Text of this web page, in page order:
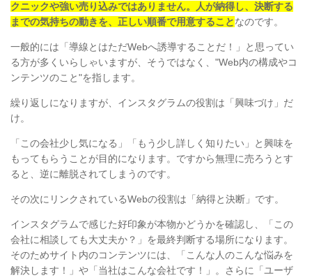
クニックや強い売り込みではありません。人が納得し、決断する
までの気持ちの動きを、正しい順番で用意することなのです。
一般的には「導線とはただWebへ誘導することだ！」と思ってい
る方が多くいらしゃいますが、そうではなく、"Web内の構成やコ
ンテンツのこと"を指します。
繰り返しになりますが、インスタグラムの役割は「興味づけ」だ
け。
「この会社少し気になる」「もう少し詳しく知りたい」と興味を
もってもらうことが目的になります。ですから無理に売ろうとす
ると、逆に離脱されてしまうのです。
その次にリンクされているWebの役割は「納得と決断」です。
インスタグラムで感じた好印象が本物かどうかを確認し、「この
会社に相談しても大丈夫か？」を最終判断する場所になります。
そのためサイト内のコンテンツには、「こんな人のこんな悩みを
解決します！」や「当社はこんな会社です！」。さらに「ユーザ